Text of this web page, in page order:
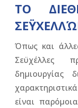
ΤΟ
Όπως και
Σεϋχέλλες
δημιουργίας
είναι